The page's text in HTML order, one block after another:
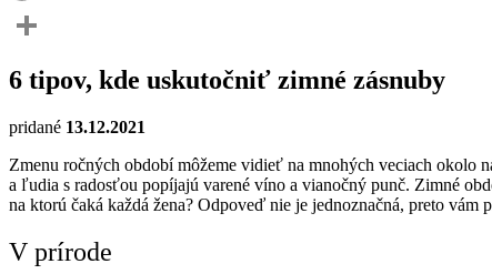
Twitter
6 tipov, kde uskutočniť zimné zásnuby
pridané 13.12.2021
Zmenu ročných období môžeme vidieť na mnohých veciach okolo
a ľudia s radosťou popíjajú varené víno a vianočný punč. Zimné
na ktorú čaká každá žena? Odpoveď nie je jednoznačná, preto
V prírode